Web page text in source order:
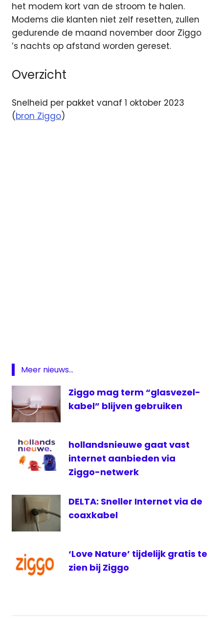
het modem kort van de stroom te halen.
Modems die klanten niet zelf resetten, zullen
gedurende de maand november door Ziggo
’s nachts op afstand worden gereset.
Overzicht
Snelheid per pakket vanaf 1 oktober 2023
(bron Ziggo)
Meer nieuws...
Ziggo mag term “glasvezel-
kabel” blijven gebruiken
hollandsnieuwe gaat vast
internet aanbieden via
Ziggo-netwerk
DELTA: Sneller Internet via de
coaxkabel
‘Love Nature’ tijdelijk gratis te
zien bij Ziggo